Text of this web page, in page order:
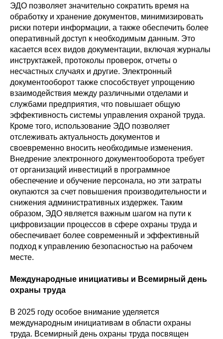
ЭДО позволяет значительно сократить время на
обработку и хранение документов, минимизировать
риски потери информации, а также обеспечить более
оперативный доступ к необходимым данным. Это
касается всех видов документации, включая журналы
инструктажей, протоколы проверок, отчеты о
несчастных случаях и другие. Электронный
документооборот также способствует упрощению
взаимодействия между различными отделами и
службами предприятия, что повышает общую
эффективность системы управления охраной труда.
Кроме того, использование ЭДО позволяет
отслеживать актуальность документов и
своевременно вносить необходимые изменения.
Внедрение электронного документооборота требует
от организаций инвестиций в программное
обеспечение и обучение персонала, но эти затраты
окупаются за счет повышения производительности и
снижения административных издержек. Таким
образом, ЭДО является важным шагом на пути к
цифровизации процессов в сфере охраны труда и
обеспечивает более современный и эффективный
подход к управлению безопасностью на рабочем
месте.
Международные инициативы и Всемирный день
охраны труда
В 2025 году особое внимание уделяется
международным инициативам в области охраны
труда. Всемирный день охраны труда посвящен